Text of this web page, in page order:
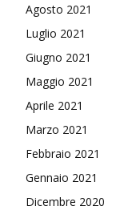
Agosto 2021
Luglio 2021
Giugno 2021
Maggio 2021
Aprile 2021
Marzo 2021
Febbraio 2021
Gennaio 2021
Dicembre 2020